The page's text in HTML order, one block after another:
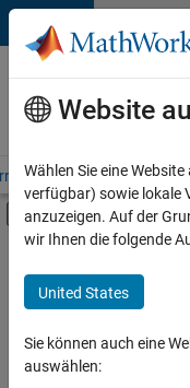
Weiter zum Inhalt
Karriere
bei
MathWorks
– Übersicht
Umschaltung
Hauptinhalt
Praktika
Programm für
Globalisierung
Information
+7
Website
Wählen Sie eine
verfügbar) sowie lokale
anzuzeigen. Auf der
wir Ihnen die folgende
United States
Sie können auch eine
auswählen: